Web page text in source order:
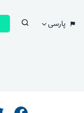
پارسی